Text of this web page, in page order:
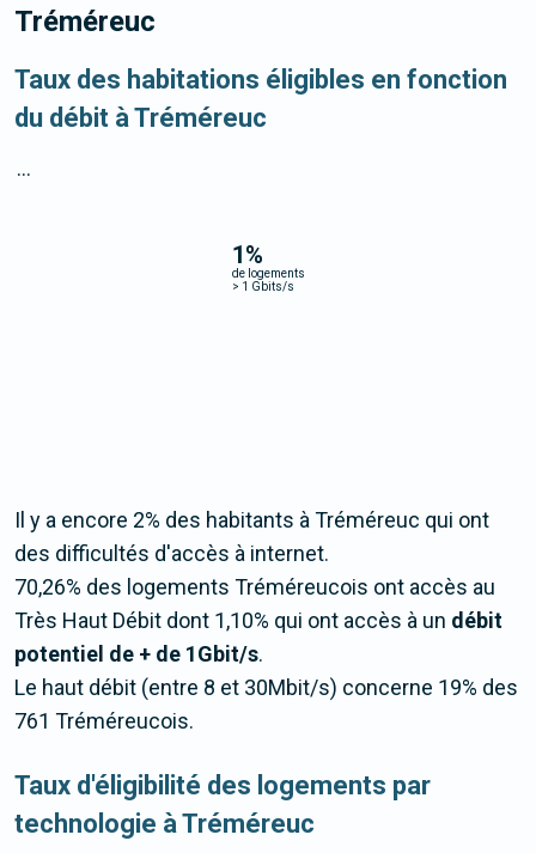
Tréméreuc
Taux des habitations éligibles en fonction
du débit à Tréméreuc
1%
de logements
> 1 Gbits/s
...
Il y a encore 2% des habitants à Tréméreuc qui ont
des difficultés d'accès à internet.
70,26% des logements Tréméreucois ont accès au
Très Haut Débit dont 1,10% qui ont accès à un débit
potentiel de + de 1Gbit/s.
Le haut débit (entre 8 et 30Mbit/s) concerne 19% des
761 Tréméreucois.
Taux d'éligibilité des logements par
technologie à Tréméreuc